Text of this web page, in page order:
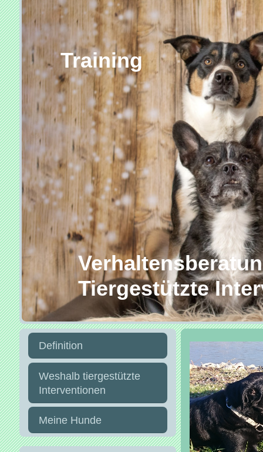
Tiergestützte
Definition
Weshalb tiergestützte
Interventionen
Meine Hunde